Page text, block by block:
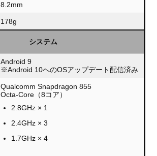
8.2mm
178g
システム
Android 9
※Android 10へのOSアップデート配信済み
Qualcomm Snapdragon 855
Octa-Core（8コア）
2.8GHz × 1
2.4GHz × 3
1.7GHz × 4